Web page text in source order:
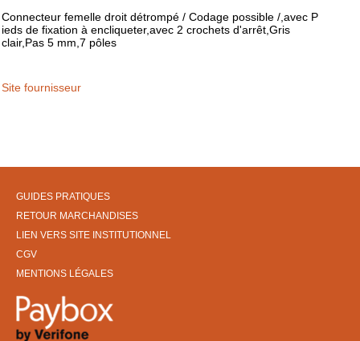
Connecteur femelle droit détrompé / Codage possible /,avec P
ieds de fixation à encliqueter,avec 2 crochets d'arrêt,Gris
clair,Pas 5 mm,7 pôles
Site fournisseur
GUIDES PRATIQUES
RETOUR MARCHANDISES
LIEN VERS SITE INSTITUTIONNEL
CGV
MENTIONS LÉGALES